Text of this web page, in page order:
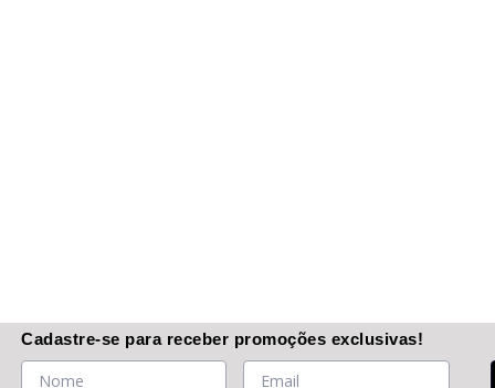
Cadastre-se para receber promoções exclusivas!